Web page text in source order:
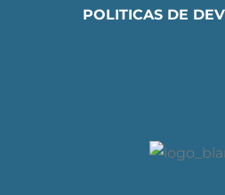
POLITICAS DE